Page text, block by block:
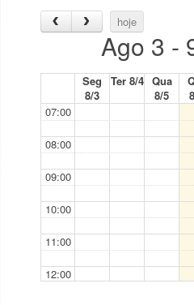
hoje
Ago 3 -
Seg
8/3
Ter 8/4 Qua
8/5
07:00
08:00
09:00
10:00
11:00
12:00